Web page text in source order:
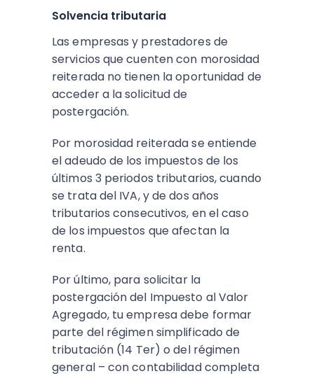
Solvencia tributaria
Las empresas y prestadores de
servicios que cuenten con morosidad
reiterada no tienen la oportunidad de
acceder a la solicitud de
postergación.
Por morosidad reiterada se entiende
el adeudo de los impuestos de los
últimos 3 periodos tributarios, cuando
se trata del IVA, y de dos años
tributarios consecutivos, en el caso
de los impuestos que afectan la
renta.
Por último, para solicitar la
postergación del Impuesto al Valor
Agregado, tu empresa debe formar
parte del régimen simplificado de
tributación (14 Ter) o del régimen
general – con contabilidad completa